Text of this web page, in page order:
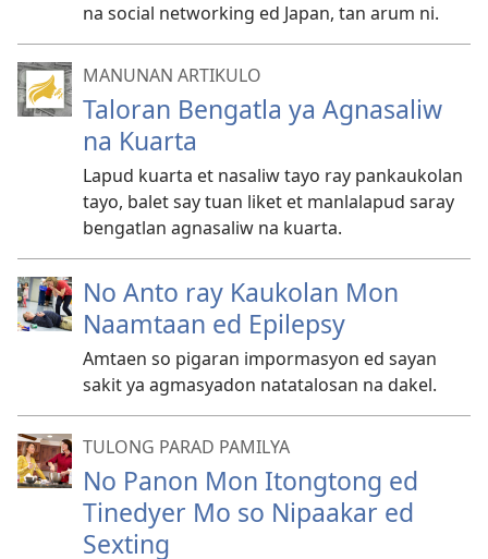
na social networking ed Japan, tan arum ni.
MANUNAN ARTIKULO
Taloran Bengatla ya Agnasaliw
na Kuarta
Lapud kuarta et nasaliw tayo ray pankaukolan
tayo, balet say tuan liket et manlalapud saray
bengatlan agnasaliw na kuarta.
No Anto ray Kaukolan Mon
Naamtaan ed Epilepsy
Amtaen so pigaran impormasyon ed sayan
sakit ya agmasyadon natatalosan na dakel.
TULONG PARAD PAMILYA
No Panon Mon Itongtong ed
Tinedyer Mo so Nipaakar ed
Sexting